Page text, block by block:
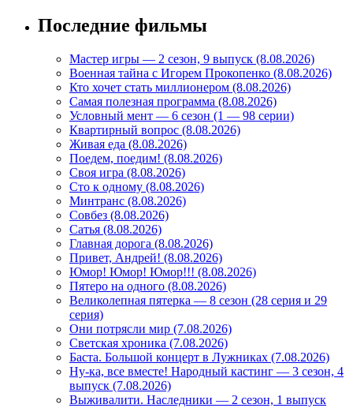
Последние фильмы
Мастер игры — 2 сезон, 9 выпуск (8.08.2026)
Военная тайна с Игорем Прокопенко (8.08.2026)
Кто хочет стать миллионером (8.08.2026)
Самая полезная программа (8.08.2026)
Условный мент — 6 сезон (1 — 98 серии)
Квартирный вопрос (8.08.2026)
Живая еда (8.08.2026)
Поедем, поедим! (8.08.2026)
Своя игра (8.08.2026)
Сто к одному (8.08.2026)
Минтранс (8.08.2026)
Совбез (8.08.2026)
Сатья (8.08.2026)
Главная дорога (8.08.2026)
Привет, Андрей! (8.08.2026)
Юмор! Юмор! Юмор!!! (8.08.2026)
Пятеро на одного (8.08.2026)
Великолепная пятерка — 8 сезон (28 серия и 29
серия)
Они потрясли мир (7.08.2026)
Светская хроника (7.08.2026)
Баста. Большой концерт в Лужниках (7.08.2026)
Ну-ка, все вместе! Народный кастинг — 3 сезон, 4
выпуск (7.08.2026)
Выживалити. Наследники — 2 сезон, 1 выпуск